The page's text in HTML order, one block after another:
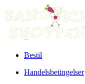
Bestil
Handelsbetingelser